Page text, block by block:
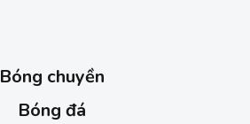
Bóng chuyền
Bóng đá